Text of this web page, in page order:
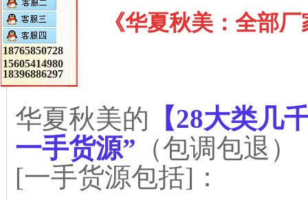
《华夏秋美： 全部厂
华夏秋美的 【28大类几
一手货源” （包调包退 ）
[一手货源包括]：
18765850728
15605414980
18396886297